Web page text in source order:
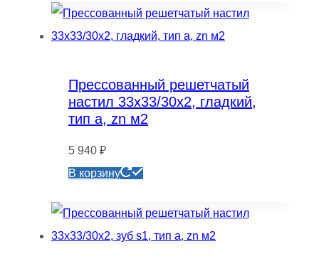
Прессованный решетчатый
настил 33х33/30х2, гладкий,
тип а, zn м2
5 940 ₽
В корзину